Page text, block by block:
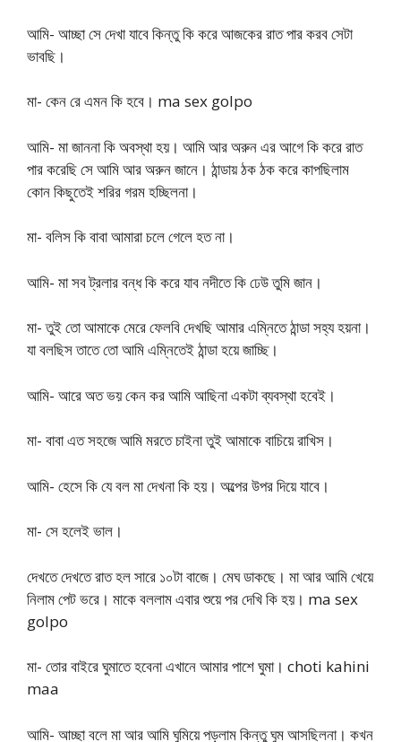
আমি- আচ্ছা সে দেখা যাবে কিন্তু কি করে আজকের রাত পার করব সেটা
ভাবছি।
মা- কেন রে এমন কি হবে। ma sex golpo
আমি- মা জাননা কি অবস্থা হয়। আমি আর অরুন এর আগে কি করে রাত
পার করেছি সে আমি আর অরুন জানে। ঠান্ডায় ঠক ঠক করে কাপছিলাম
কোন কিছুতেই শরির গরম হচ্ছিলনা।
মা- বলিস কি বাবা আমারা চলে গেলে হত না।
আমি- মা সব ট্রলার বন্ধ কি করে যাব নদীতে কি ঢেউ তুমি জান।
মা- তুই তো আমাকে মেরে ফেলবি দেখছি আমার এম্নিতে ঠান্ডা সহ্য হয়না।
যা বলছিস তাতে তো আমি এম্নিতেই ঠান্ডা হয়ে জাচ্ছি।
আমি- আরে অত ভয় কেন কর আমি আছিনা একটা ব্যবস্থা হবেই।
মা- বাবা এত সহজে আমি মরতে চাইনা তুই আমাকে বাচিয়ে রাখিস।
আমি- হেসে কি যে বল মা দেখনা কি হয়। অল্পের উপর দিয়ে যাবে।
মা- সে হলেই ভাল।
দেখতে দেখতে রাত হল সারে ১০টা বাজে। মেঘ ডাকছে। মা আর আমি খেয়ে
নিলাম পেট ভরে। মাকে বললাম এবার শুয়ে পর দেখি কি হয়। ma sex
golpo
মা- তোর বাইরে ঘুমাতে হবেনা এখানে আমার পাশে ঘুমা। choti kahini
maa
আমি- আচ্ছা বলে মা আর আমি ঘুমিয়ে পড়লাম কিন্তু ঘুম আসছিলনা। কখন